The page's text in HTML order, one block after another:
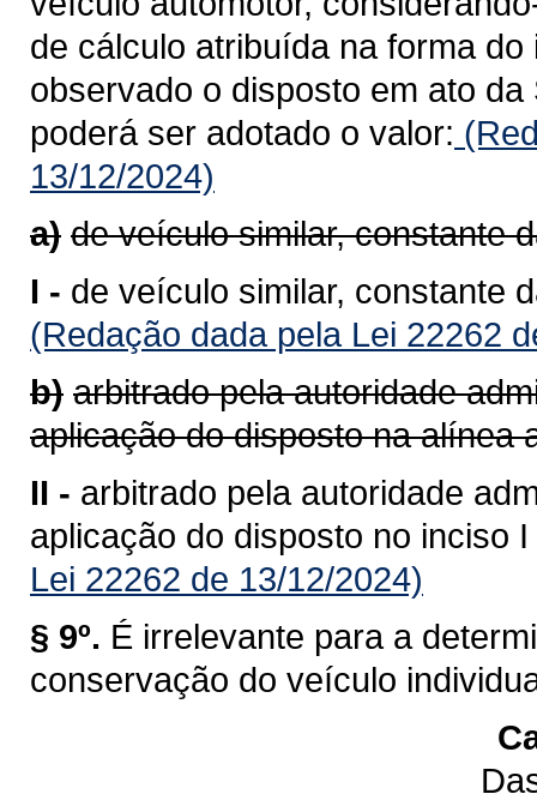
de cálculo atribuída na forma
observado o disposto em ato
poderá ser adotado o valor:
13/12/2024)
a) de veículo similar, constante
I - de veículo similar, constante
(Redação dada pela Lei 22262
b) arbitrado pela autoridade
aplicação do disposto na alínea
II - arbitrado pela autoridade
aplicação do disposto no inciso
Lei 22262 de 13/12/2024)
§ 9º. É irrelevante para a
conservação do veículo